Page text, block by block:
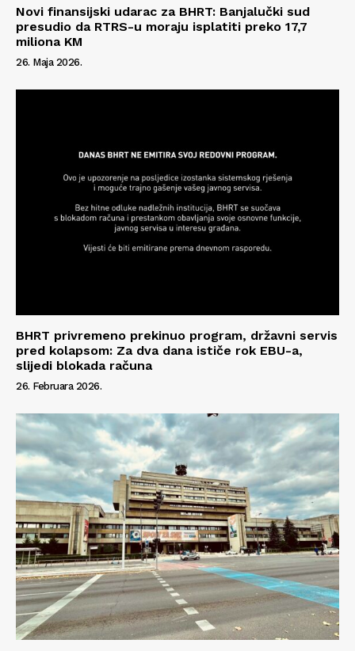
Info
O nama
Novi finansijski udarac za BHRT: Banjalučki sud
presudio da RTRS-u moraju isplatiti preko 17,7
miliona KM
26. Maja 2026.
BHRT privremeno prekinuo program, državni servis
pred kolapsom: Za dva dana ističe rok EBU-a,
slijedi blokada računa
26. Februara 2026.